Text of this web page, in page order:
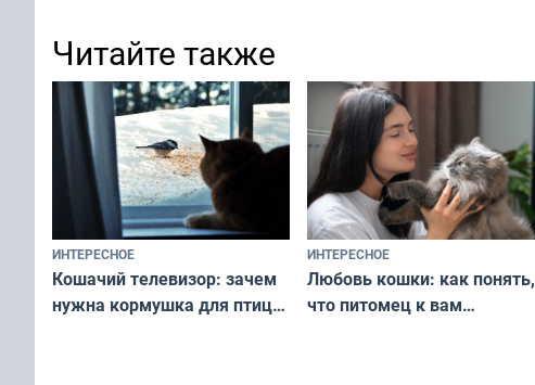
Читайте также
ИНТЕРЕСНОЕ
Кошачий телевизор: зачем
нужна кормушка для птиц
ИНТЕРЕСНОЕ
Любовь кошки: как понять,
что питомец к вам